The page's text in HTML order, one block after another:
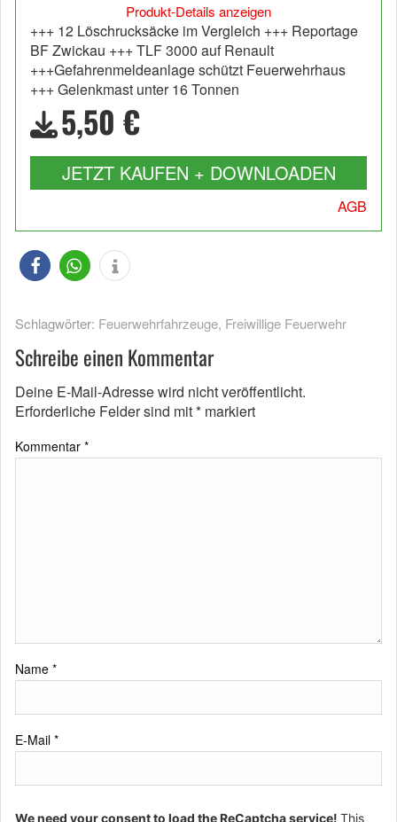
Produkt-Details anzeigen
+++ 12 Löschrucksäcke im Vergleich +++ Reportage
BF Zwickau +++ TLF 3000 auf Renault
+++Gefahrenmeldeanlage schützt Feuerwehrhaus
+++ Gelenkmast unter 16 Tonnen
5,50 €
JETZT KAUFEN + DOWNLOADEN
AGB
Schlagwörter: Feuerwehrfahrzeuge, Freiwillige Feuerwehr
Schreibe einen Kommentar
Deine E-Mail-Adresse wird nicht veröffentlicht.
Erforderliche Felder sind mit* markiert
Kommentar *
Name *
E-Mail *
We need your consent to load the ReCaptcha service! This